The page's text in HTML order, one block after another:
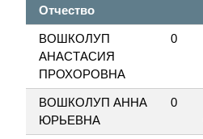
Отчество
ВОШКОЛУП
АНАСТАСИЯ
ПРОХОРОВНА
0
ВОШКОЛУП АННА
ЮРЬЕВНА
0